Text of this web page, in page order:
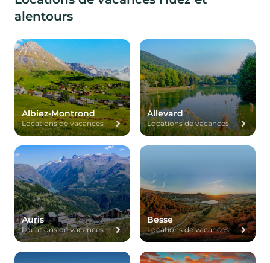
alentours
Albiez-Montrond
Locations de vacances
Allevard
Locations de vacances
Auris
Locations de vacances
Besse
Locations de vacances